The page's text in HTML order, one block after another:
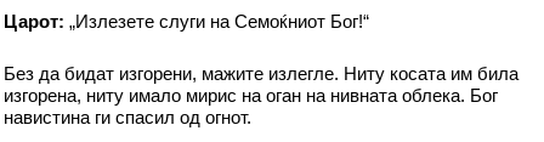
Царот: „Излезете слуги на Семоќниот Бог!“
Без да бидат изгорени, мажите излегле. Ниту косата им била
изгорена, ниту имало мирис на оган на нивната облека. Бог
навистина ги спасил од огнот.